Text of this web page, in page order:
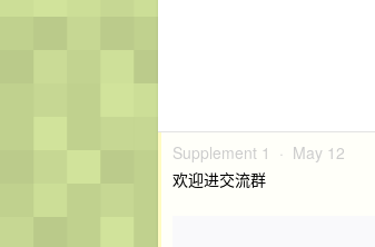
Supplement 1 · May 12
欢迎进交流群